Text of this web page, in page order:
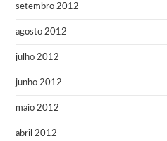
setembro 2012
agosto 2012
julho 2012
junho 2012
maio 2012
abril 2012